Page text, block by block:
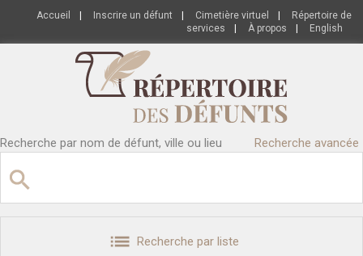
Accueil Inscrire un défunt Cimetière virtuel
Répertoire de
services
À propos English
Recherche par nom de défunt, ville ou lieu Recherche avancée
Recherche par liste